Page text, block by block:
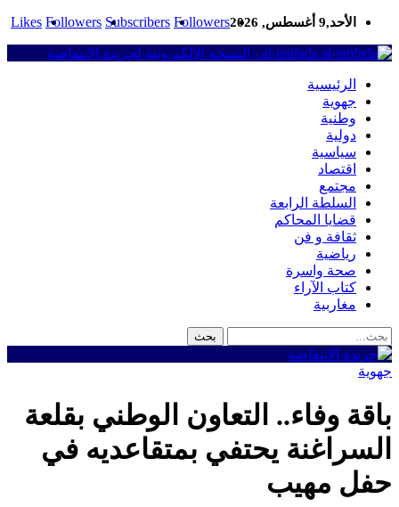
Likes Followers Subscribers Followers الأحد,9 أغسطس, 2026
al-intifada - النسخة الإلكترونية لجريدة الانتفاضة
الرئيسية
جهوية
وطنية
دولية
سياسية
اقتصاد
مجتمع
السلطة الرابعة
قضايا المحاكم
ثقافة و فن
رياضية
صحة واسرة
كتاب الآراء
مغاربية
جهوية
باقة وفاء.. التعاون الوطني بقلعة
السراغنة يحتفي بمتقاعديه في
حفل مهيب